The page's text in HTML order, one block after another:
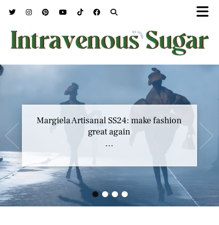
••••
Margiela Artisanal SS24: make fashion
great again
…
Marc Jacobs SS23 y el buscar confort en
nuestros héroes
…